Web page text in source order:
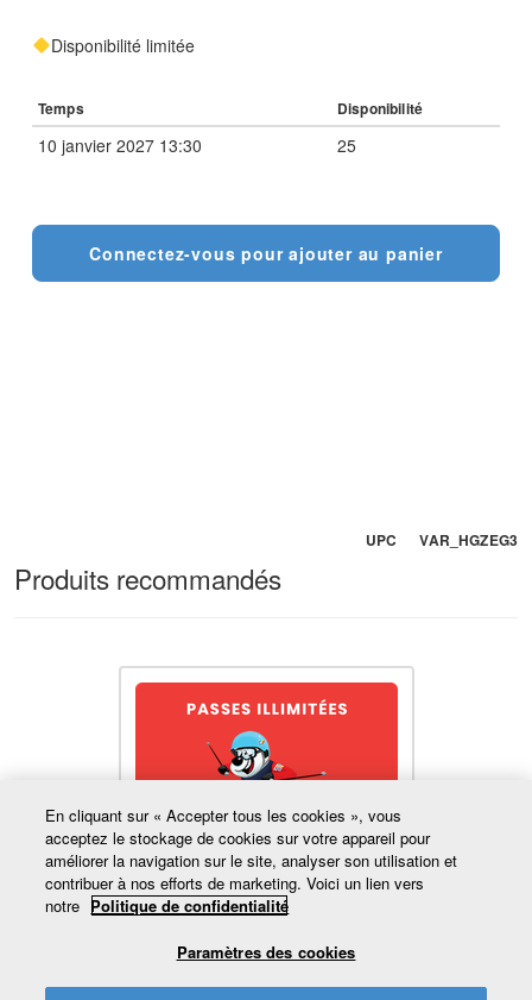
Disponibilité limitée
Temps Disponibilité
10 janvier 2027 13:30 25
Connectez-vous pour ajouter au panier
UPC VAR_HGZEG3
Produits recommandés
PASSE ILLIMITÉE 7-21 ANS
351,00 $CA
En cliquant sur « Accepter tous les cookies », vous
acceptez le stockage de cookies sur votre appareil pour
améliorer la navigation sur le site, analyser son utilisation et
contribuer à nos efforts de marketing. Voici un lien vers
notre Politique de confidentialité
Paramètres des cookies